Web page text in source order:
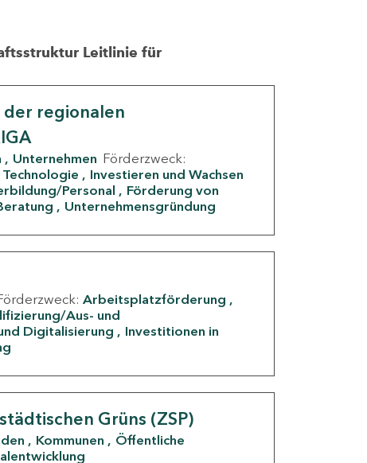
Leitlinie für
regionalen
Unternehmen Förderzweck:
Investieren und Wachsen
Personal
Förderung von
Unternehmensgründung
Arbeitsplatzförderung
Aus- und
Digitalisierung
Investitionen in
Grüns (ZSP)
Kommunen
Öffentliche